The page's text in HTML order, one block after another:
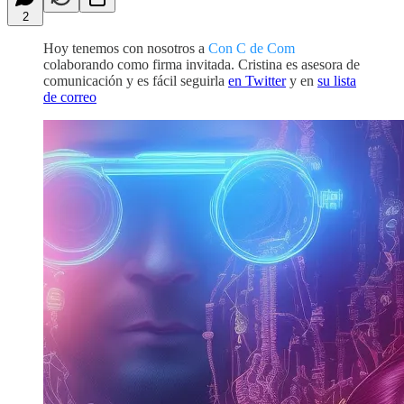
2
Hoy tenemos con nosotros a Con C de Com
colaborando como firma invitada. Cristina es asesora de
comunicación y es fácil seguirla en Twittery en su lista
de correo